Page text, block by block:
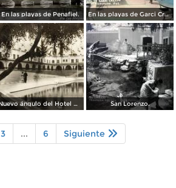
En las playas de Penafiel. En las playas de Garci Crespo.
Nuevo ángulo del Hotel Garci Crespo San Lorenzo.
3 ... 6 Siguiente